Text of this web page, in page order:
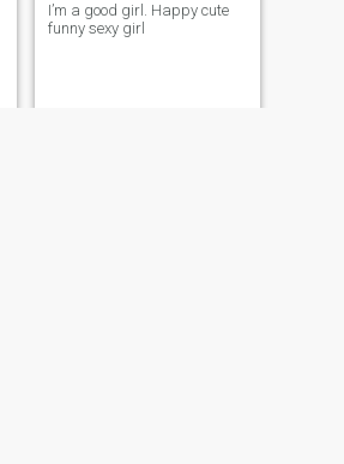
I’m a good girl. Happy cute
funny sexy girl